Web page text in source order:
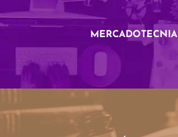
MERCADOTECNIA